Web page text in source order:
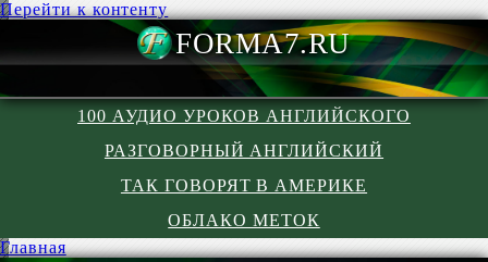
Перейти к контенту
100 АУДИО УРОКОВ АНГЛИЙСКОГО
РАЗГОВОРНЫЙ АНГЛИЙСКИЙ
ТАК ГОВОРЯТ В АМЕРИКЕ
ОБЛАКО МЕТОК
Главная